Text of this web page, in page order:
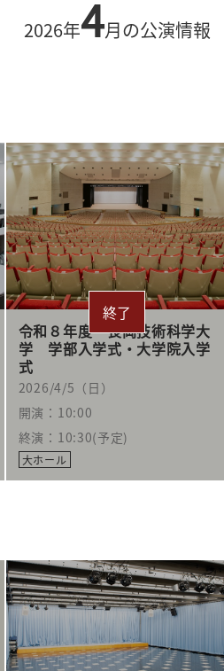
2026年4月の公演情報
令和８年度 長岡技術科学大
学 学部入学式・大学院入学
式
2026/4/5（日）
開演：10:00
終演：10:30(予定)
大ホール